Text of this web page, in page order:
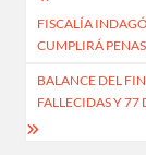
de
entradas
FISCALÍA
CUMPLIRÁ
BALANCE DEL
FALLECIDAS Y 77